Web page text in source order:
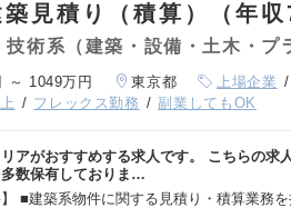
築見積り（積算）（年
技術系（建築・設備・土木・プ
～ 1049万円 東京都 上場企業
フレックス勤務 副業してもOK
アがおすすめする求人です。 こちらの求
数保有しておりま…
】 ■建築系物件に関する見積り・積算業務